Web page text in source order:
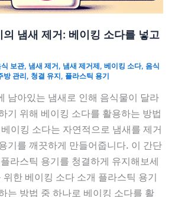
의 냄새 제거: 베이킹 소다를 넣고
보관, 냄새 제거 , 냄새 제거제 , 베이킹 소다, 음식
방 관리 , 청결 유지 , 플라스틱 용기
남아있는 냄새로 인해 음식물이 달라
기 위해 베이킹 소다를 활용하는 방법
이킹 소다는 자연적으로 냄새를 제거
기를 깨끗하게 만들어줍니다. 이 간단
라스틱 용기를 청결하게 유지해보세
위한 베이킹 소다 소개 플라스틱 용기
는 방법 중 하나로 베이킹 소다를 활